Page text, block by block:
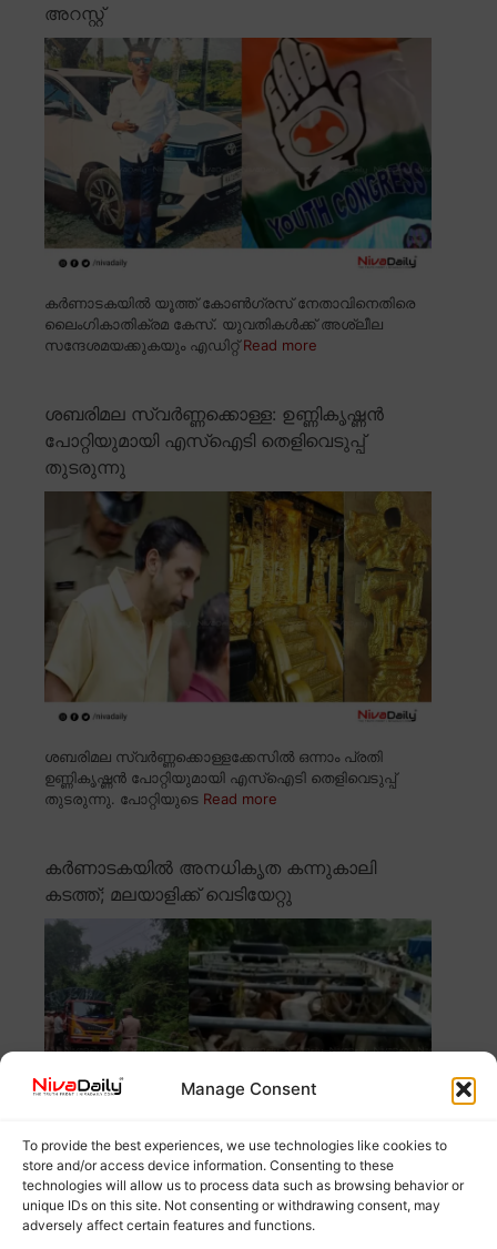
Manage Consent
To provide the best experiences, we use technologies like cookies to
store and/or access device information. Consenting to these
technologies will allow us to process data such as browsing behavior or
unique IDs on this site. Not consenting or withdrawing consent, may
adversely affect certain features and functions.
അറസ്റ്റ്
കർണാടകയിൽ യൂത്ത് കോൺഗ്രസ് നേതാവിനെതിരെ
ലൈംഗികാതിക്രമ കേസ്. യുവതികൾക്ക് അശ്ലീല
സന്ദേശമയക്കുകയും എഡിറ്റ്Read more
ശബരിമല സ്വർണ്ണക്കൊള്ള: ഉണ്ണികൃഷ്ണൻ
പോറ്റിയുമായി എസ്ഐടി തെളിവെടുപ്പ്
തുടരുന്നു
ശബരിമല സ്വർണ്ണക്കൊള്ളക്കേസിൽ ഒന്നാം പ്രതി
ഉണ്ണികൃഷ്ണൻ പോറ്റിയുമായി എസ്ഐടി തെളിവെടുപ്പ്
തുടരുന്നു. പോറ്റിയുടെ Read more
കർണാടകയിൽ അനധികൃത കന്നുകാലി
കടത്ത്; മലയാളിക്ക് വെടിയേറ്റു
കർണാടകയിലെ പുത്തൂരിൽ അനധികൃത കന്നുകാലി
കടത്തുന്നതിനിടെ മലയാളിക്ക് വെടിയേറ്റു. കാസർഗോഡ്
സ്വദേശിയായ അബ്ദുള്ളRead more